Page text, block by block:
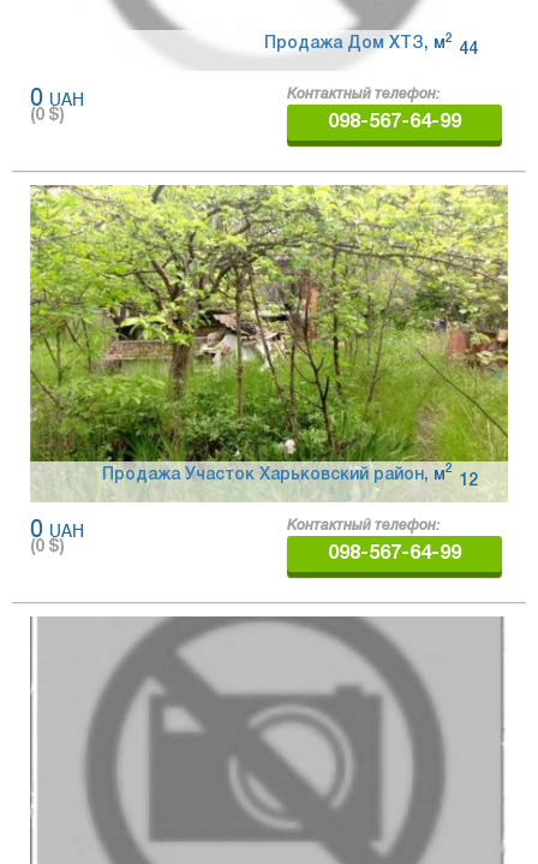
Продажа Дом ХТЗ, 44
м2
0 UAH
(0 $)
Контактный телефон:
098-567-64-99
Продажа Участок Харьковский район, 12
м2
0 UAH
(0 $)
Контактный телефон:
098-567-64-99